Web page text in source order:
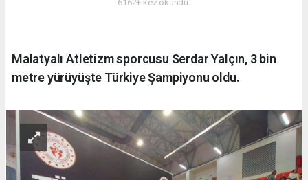
6162+ kez okundu.
Malatyalı Atletizm sporcusu Serdar Yalçın, 3 bin
metre yürüyüşte Türkiye Şampiyonu oldu.